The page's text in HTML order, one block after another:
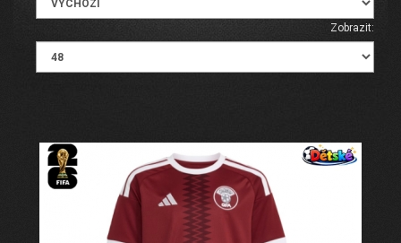
Zobrazit: